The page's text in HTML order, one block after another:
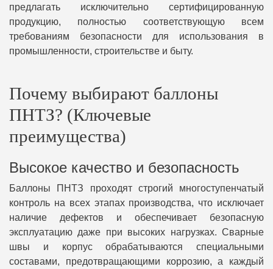
предлагать исключительно сертифицированную
продукцию, полностью соответствующую всем
требованиям безопасности для использования в
промышленности, строительстве и быту.
Почему выбирают баллоны
ПНТЗ? (Ключевые
преимущества)
Высокое качество и безопасность
Баллоны ПНТЗ проходят строгий многоступенчатый
контроль на всех этапах производства, что исключает
наличие дефектов и обеспечивает безопасную
эксплуатацию даже при высоких нагрузках. Сварные
швы и корпус обрабатываются специальными
составами, предотвращающими коррозию, а каждый